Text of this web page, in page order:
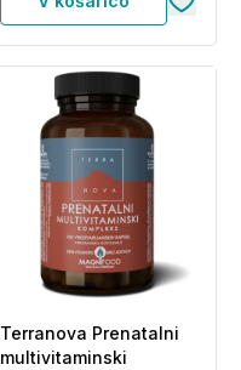
Terranova Prenatalni
multivitaminski